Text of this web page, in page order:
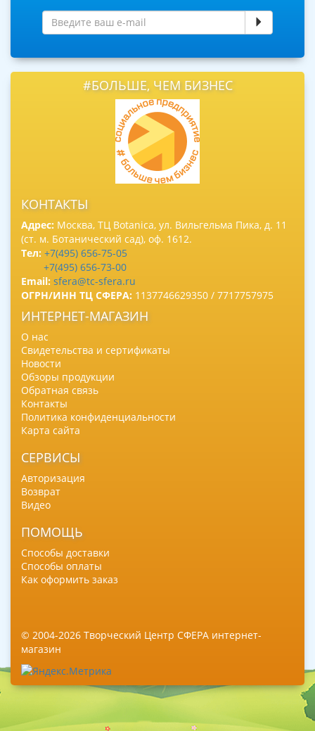
#БОЛЬШЕ, ЧЕМ БИЗНЕС
КОНТАКТЫ
Адрес: Москва, ТЦ Botanica, ул. Вильгельма Пика, д. 11
(ст. м. Ботанический сад), оф. 1612.
Тел: +7(495) 656-75-05
+7(495) 656-73-00
Email: sfera@tc-sfera.ru
ОГРН/ИНН ТЦ СФЕРА: 1137746629350 / 7717757975
ИНТЕРНЕТ-МАГАЗИН
О нас
Свидетельства и сертификаты
Новости
Обзоры продукции
Обратная связь
Контакты
Политика конфиденциальности
Карта сайта
СЕРВИСЫ
Авторизация
Возврат
Видео
ПОМОЩЬ
Способы доставки
Способы оплаты
Как оформить заказ
© 2004-2026 Творческий Центр СФЕРА интернет-
магазин